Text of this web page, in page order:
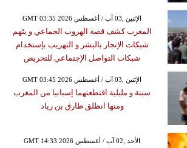
GMT 03:35 2026 الإثنين ,03 آب / أغسطس
المغرب كشف قصة الهروب الجماعي و يتَهم
شبكات الإتجار بالبشر و التهريب بإستخدام
شبكات التواصل الإجتماعي للتحريض
GMT 03:45 2026 الإثنين ,03 آب / أغسطس
سبتة و مليلية اقتطعتهما إسبانيا من المغرب
ومنها انطلق طارق بن زياد
GMT 14:33 2026 الأحد ,02 آب / أغسطس